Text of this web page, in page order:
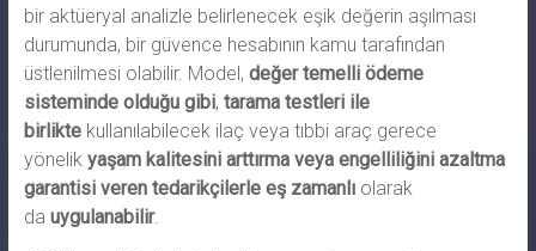
bir aktüeryal analizle belirlenecek eşik değerin aşılması
durumunda, bir güvence hesabının kamu tarafından
üstlenilmesi olabilir. Model, değer temelli ödeme
sisteminde olduğu gibi, tarama testleri ile
birliktekullanılabilecek ilaç veya tıbbi araç gerece
yönelik yaşam kalitesini arttırma veya engelliliğini azaltma
garantisi veren tedarikçilerle eş zamanlıolarak
da uygulanabilir.